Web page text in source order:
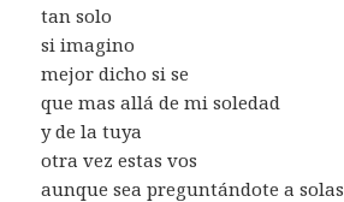
tan solo
si imagino
mejor dicho si se
que mas allá de mi soledad
y de la tuya
otra vez estas vos
aunque sea preguntándote a solas